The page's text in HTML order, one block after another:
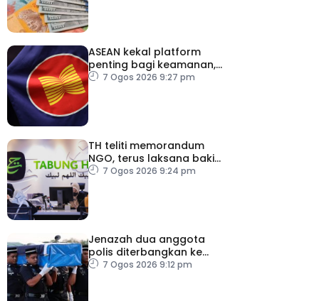
ASEAN kekal platform
penting bagi keamanan,
kestabilan serantau –
7 Ogos 2026 9:27 pm
TH teliti memorandum
NGO, terus laksana baki
syor RCI
7 Ogos 2026 9:24 pm
Jenazah dua anggota
polis diterbangkan ke
Kelantan
7 Ogos 2026 9:12 pm